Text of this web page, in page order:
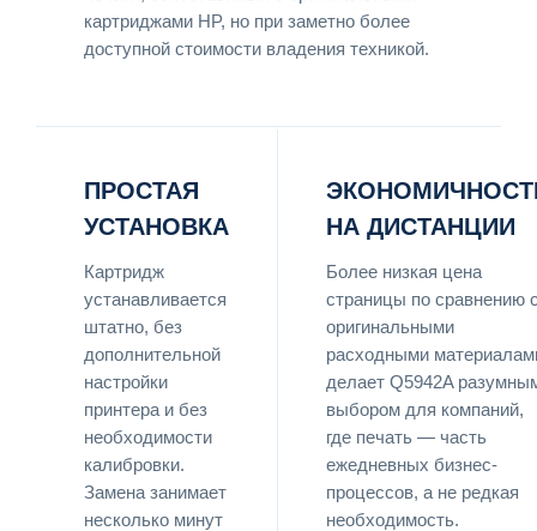
картриджами HP, но при заметно более
доступной стоимости владения техникой.
ПРОСТАЯ
УСТАНОВКА
Картридж
устанавливается
штатно, без
дополнительной
настройки
принтера и без
необходимости
калибровки.
Замена занимает
несколько минут
НА ДИСТАНЦИИ
Более низкая цена
страницы по сравнению
оригинальными
расходными
делает Q5942A
выбором для компаний,
где печать — часть
ежедневных бизнес-
процессов, а не редкая
необходимость.